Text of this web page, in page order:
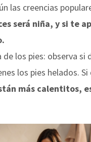
las creencias
será niña, y si te
los pies: observa si
los pies helados. Si
más calentitos,